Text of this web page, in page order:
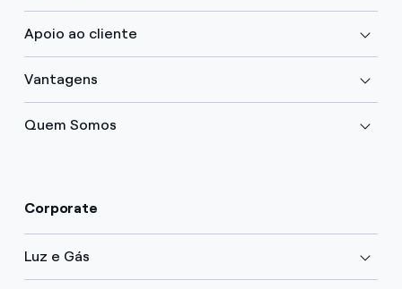
Apoio ao cliente
Vantagens
Quem Somos
Corporate
Luz e Gás